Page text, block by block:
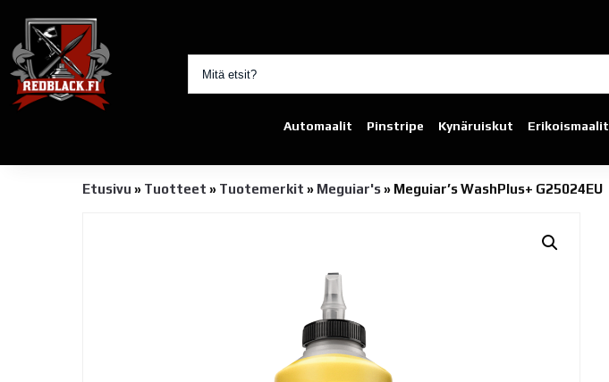
Automaalit Pinstripe Kynäruiskut Erikoismaalit
Etusivu » Tuotteet » Tuotemerkit » Meguiar's» Meguiar’s WashPlus+ G25024EU